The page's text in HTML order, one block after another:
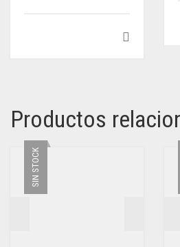
Productos
SIN STOCK